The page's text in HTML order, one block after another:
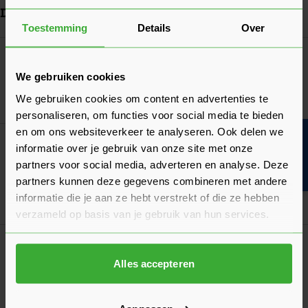
Toestemming Details Over
We gebruiken cookies
We gebruiken cookies om content en advertenties te
personaliseren, om functies voor social media te bieden
en om ons websiteverkeer te analyseren. Ook delen we
informatie over je gebruik van onze site met onze
partners voor social media, adverteren en analyse. Deze
partners kunnen deze gegevens combineren met andere
informatie die je aan ze hebt verstrekt of die ze hebben
verzameld op basis van je gebruik van hun services.
Alles accepteren
Dit vind je misschien ook handig
Navigeren door de elementen van de carrousel is mogelijk met
Druk om carrousel over te slaan
Druk op om naar carrouselnavigatie te gaan
Verkrijgbaar in 2 varianten
Nu12,35per stuk
Korting? Vraag offerte aan!
In-lite ACE
Verkrijgbaar in 4 kleuren
Vanaf 189,05per stuk Ga
In-lite Shutter 2 (100-230V) (10704100)
12,35per stuk